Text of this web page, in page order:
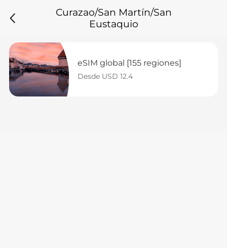
Curazao/San Martín/San
Eustaquio
eSIM global [155 regiones]
Desde USD 12.4